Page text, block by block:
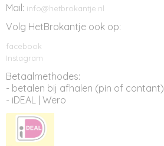
Mail: info@hetbrokantje.nl
Volg HetBrokantje ook op:
facebook
Instagram
Betaalmethodes:
- betalen bij afhalen (pin of contant)
- iDEAL | Wero